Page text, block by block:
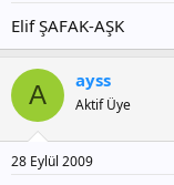
Elif ŞAFAK-AŞK
A ayss
Aktif Üye
28 Eylül 2009